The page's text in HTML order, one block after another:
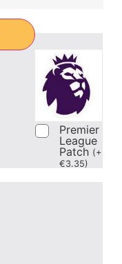
Premier
League
Patch (+
€3.35)